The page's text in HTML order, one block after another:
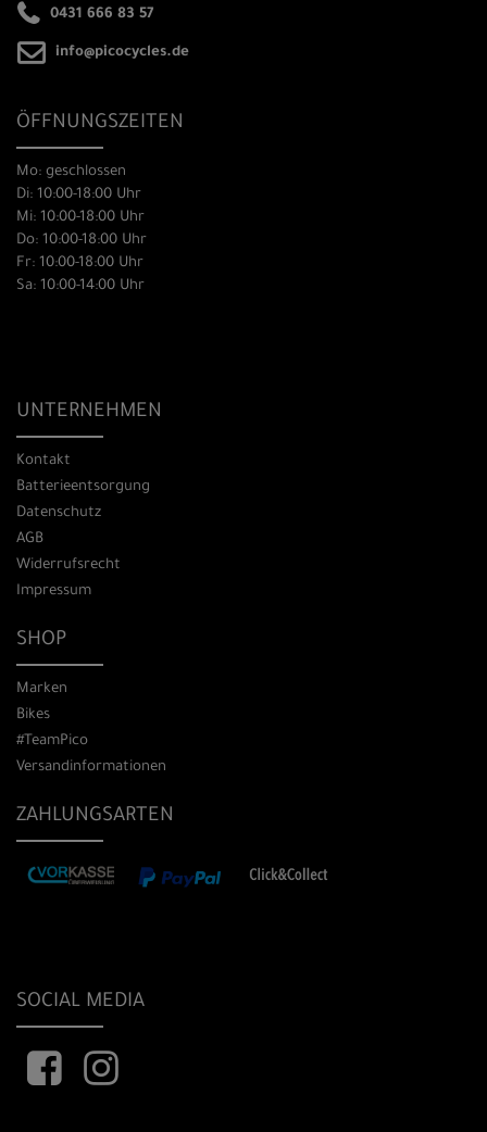
0431 666 83 57
info@picocycles.de
ÖFFNUNGSZEITEN
Mo: geschlossen
Di: 10:00-18:00 Uhr
Mi: 10:00-18:00 Uhr
Do: 10:00-18:00 Uhr
Fr: 10:00-18:00 Uhr
Sa: 10:00-14:00 Uhr
UNTERNEHMEN
Kontakt
Batterieentsorgung
Datenschutz
AGB
Widerrufsrecht
Impressum
SHOP
Marken
Bikes
#TeamPico
Versandinformationen
ZAHLUNGSARTEN
SOCIAL MEDIA